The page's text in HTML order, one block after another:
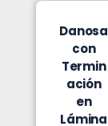
Danosa
con
Termin
ación
en
Lámina